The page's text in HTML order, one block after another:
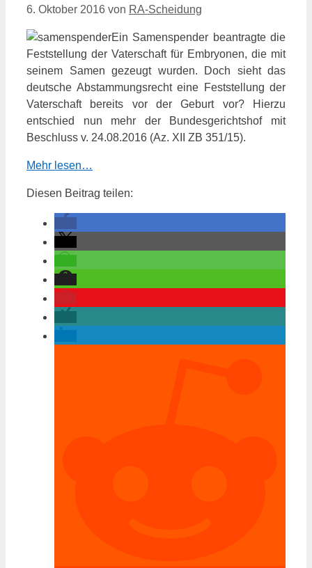
6. Oktober 2016 von RA-Scheidung
Ein Samenspender beantragte die
Feststellung der Vaterschaft für Embryonen, die mit
seinem Samen gezeugt wurden. Doch sieht das
deutsche Abstammungsrecht eine Feststellung der
Vaterschaft bereits vor der Geburt vor? Hierzu
entschied nun mehr der Bundesgerichtshof mit
Beschluss v. 24.08.2016 (Az. XII ZB 351/15).
Mehr lesen…
Diesen Beitrag teilen: